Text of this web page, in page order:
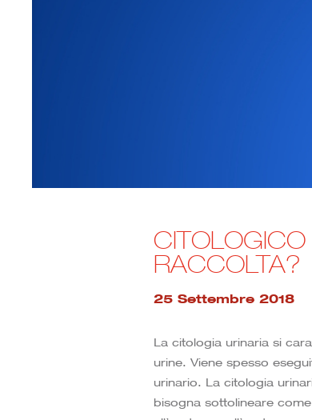
RACCOLTA?
25 Settembre 2018
La citologia urinaria si
urine. Viene spesso
urinario. La citologia
bisogna sottolineare